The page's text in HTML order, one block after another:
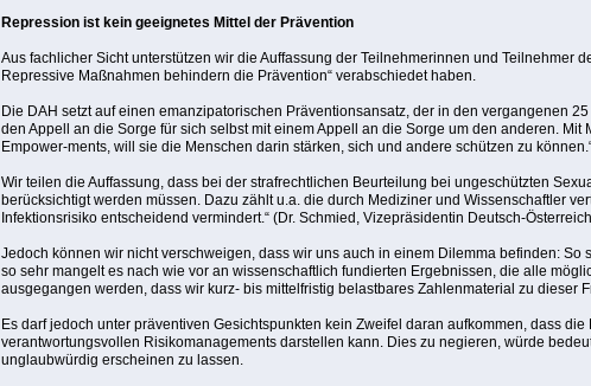
Repression ist kein geeignetes Mittel der Prävention
Aus fachlicher Sicht unterstützen wir die Auffassung der Teilnehmerinnen und Teilnehmer
Repressive Maßnahmen behindern die Prävention“ verabschiedet haben.
Die DAH setzt auf einen emanzipatorischen Präventionsansatz, der in den vergangenen
den Appell an die Sorge für sich selbst mit einem Appell an die Sorge um den anderen.
Empower-ments, will sie die Menschen darin stärken, sich und andere schützen zu
Wir teilen die Auffassung, dass bei der strafrechtlichen Beurteilung bei ungeschützten
berücksichtigt werden müssen. Dazu zählt u.a. die durch Mediziner und Wissenschaftler
Infektionsrisiko entscheidend vermindert.“ (Dr. Schmied, Vizepräsidentin Deutsch-
Jedoch können wir nicht verschweigen, dass wir uns auch in einem Dilemma befinden:
so sehr mangelt es nach wie vor an wissenschaftlich fundierten Ergebnissen, die alle
ausgegangen werden, dass wir kurz- bis mittelfristig belastbares Zahlenmaterial zu dieser
Es darf jedoch unter präventiven Gesichtspunkten kein Zweifel daran aufkommen, dass
verantwortungsvollen Risikomanagements darstellen kann. Dies zu negieren, würde
unglaubwürdig erscheinen zu lassen.